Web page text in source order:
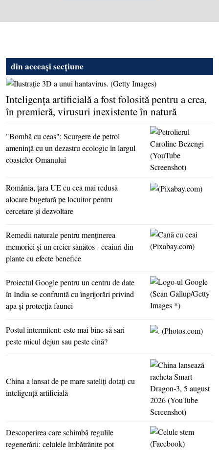
din aceeași secțiune
Inteligenţa artificială a fost folosită pentru a crea,
în premieră, virusuri inexistente în natură
"Bombă cu ceas": Scurgere de petrol
ameninţă cu un dezastru ecologic în largul
coastelor Omanului
România, ţara UE cu cea mai redusă
alocare bugetară pe locuitor pentru
cercetare şi dezvoltare
Remedii naturale pentru menţinerea
memoriei şi un creier sănătos - ceaiuri din
plante cu efecte benefice
Proiectul Google pentru un centru de date
în India se confruntă cu îngrijorări privind
apa şi protecţia faunei
Postul intermitent: este mai bine să sari
peste micul dejun sau peste cină?
China a lansat de pe mare sateliţi dotaţi cu
inteligenţă artificială
Descoperirea care schimbă regulile
regenerării: celulele îmbătrânite pot